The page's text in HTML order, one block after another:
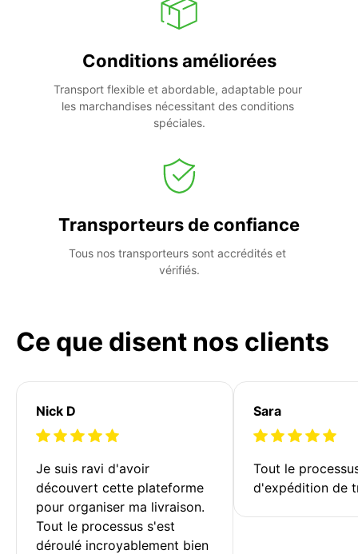
Conditions améliorées
Transport flexible et abordable, adaptable pour
les marchandises nécessitant des conditions
spéciales.
Transporteurs de confiance
Tous nos transporteurs sont accrédités et
vérifiés.
Ce que disent nos clients
Nick D
Je suis ravi d'avoir
découvert cette plateforme
pour organiser ma livraison.
Tout le processus s'est
déroulé incroyablement bien
Sara
Tout le
d'expédition de